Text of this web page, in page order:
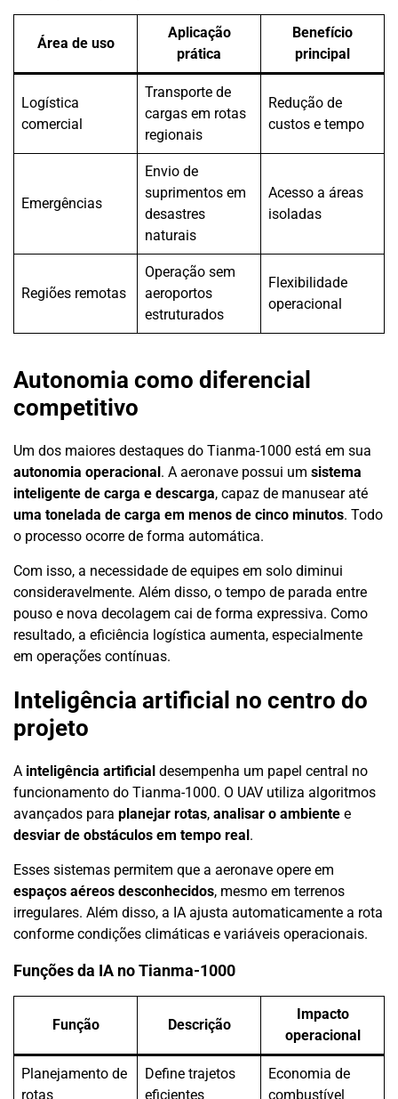
Área de uso
Aplicação
prática
Benefício
principal
Logística
comercial
Transporte de
cargas em rotas
regionais
Redução de
custos e tempo
Emergências
Envio de
suprimentos em
desastres
naturais
Acesso a áreas
isoladas
Regiões remotas
Operação sem
aeroportos
estruturados
Flexibilidade
operacional
Autonomia como diferencial
competitivo
Um dos maiores destaques do Tianma-1000 está em sua
autonomia operacional. A aeronave possui um sistema
inteligente de carga e descarga, capaz de manusear até
uma tonelada de carga em menos de cinco minutos. Todo
o processo ocorre de forma automática.
Com isso, a necessidade de equipes em solo diminui
consideravelmente. Além disso, o tempo de parada entre
pouso e nova decolagem cai de forma expressiva. Como
resultado, a eficiência logística aumenta, especialmente
em operações contínuas.
Inteligência artificial no centro do
projeto
A inteligência artificial desempenha um papel central no
funcionamento do Tianma-1000. O UAV utiliza algoritmos
avançados para planejar rotas, analisar o ambiente e
desviar de obstáculos em tempo real .
Esses sistemas permitem que a aeronave opere em
espaços aéreos desconhecidos, mesmo em terrenos
irregulares. Além disso, a IA ajusta automaticamente a rota
conforme condições climáticas e variáveis operacionais.
Funções da IA no Tianma-1000
Função Descrição
Impacto
operacional
Planejamento de
rotas
Define trajetos
eficientes
Economia de
combustível